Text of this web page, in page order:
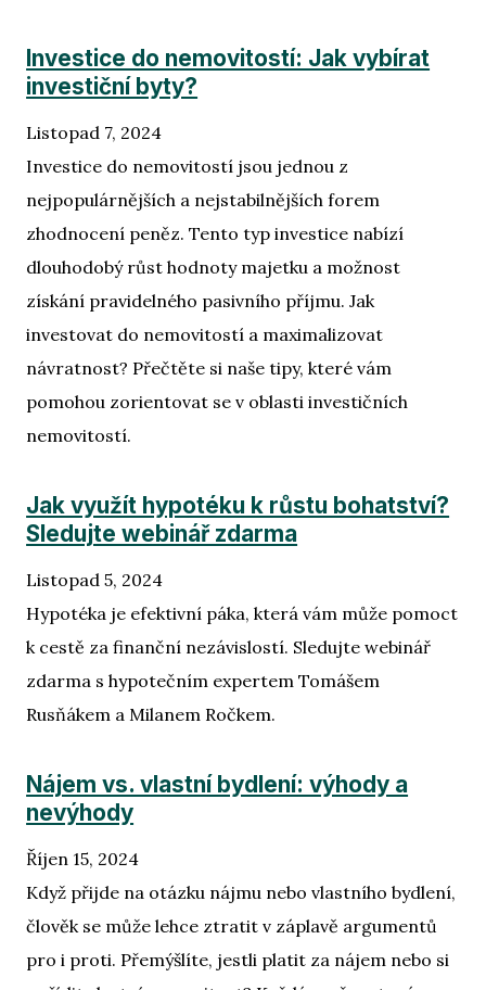
Investice do nemovitostí: Jak vybírat
investiční byty?
Listopad 7, 2024
Investice do nemovitostí jsou jednou z
nejpopulárnějších a nejstabilnějších forem
zhodnocení peněz. Tento typ investice nabízí
dlouhodobý růst hodnoty majetku a možnost
získání pravidelného pasivního příjmu. Jak
investovat do nemovitostí a maximalizovat
návratnost? Přečtěte si naše tipy, které vám
pomohou zorientovat se v oblasti investičních
nemovitostí.
Jak využít hypotéku k růstu bohatství?
Sledujte webinář zdarma
Listopad 5, 2024
Hypotéka je efektivní páka, která vám může pomoct
k cestě za finanční nezávislostí. Sledujte webinář
zdarma s hypotečním expertem Tomášem
Rusňákem a Milanem Ročkem.
Nájem vs. vlastní bydlení: výhody a
nevýhody
Říjen 15, 2024
Když přijde na otázku nájmu nebo vlastního bydlení,
člověk se může lehce ztratit v záplavě argumentů
pro i proti. Přemýšlíte, jestli platit za nájem nebo si